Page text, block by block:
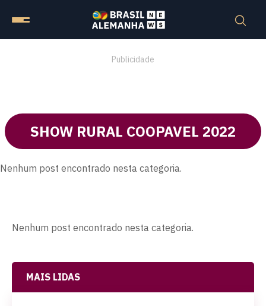
Publicidade
SHOW RURAL COOPAVEL 2022
Nenhum post encontrado nesta categoria.
Nenhum post encontrado nesta categoria.
MAIS LIDAS